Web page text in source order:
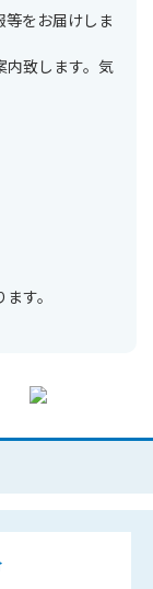
等をお届けしま
致します。気
す。